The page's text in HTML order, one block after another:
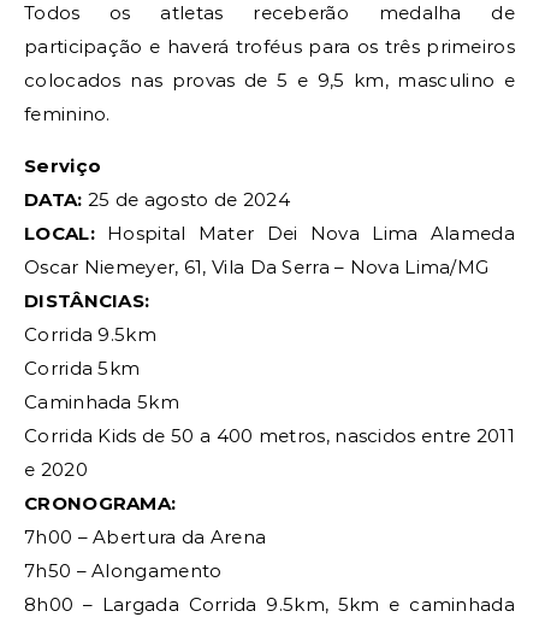
Todos os atletas receberão medalha de
participação e haverá troféus para os três primeiros
colocados nas provas de 5 e 9,5 km, masculino e
feminino.
Serviço
DATA: 25 de agosto de 2024
LOCAL:Hospital Mater Dei Nova Lima Alameda
Oscar Niemeyer, 61, Vila Da Serra – Nova Lima/MG
DISTÂNCIAS:
Corrida 9.5km
Corrida 5km
Caminhada 5km
Corrida Kids de 50 a 400 metros, nascidos entre 2011
e 2020
CRONOGRAMA:
7h00 – Abertura da Arena
7h50 – Alongamento
8h00 – Largada Corrida 9.5km, 5km e caminhada